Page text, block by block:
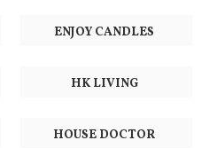
ENJOY CANDLES
HK LIVING
HOUSE DOCTOR